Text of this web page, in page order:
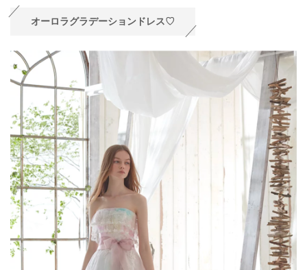
オーロラグラデーションドレス♡